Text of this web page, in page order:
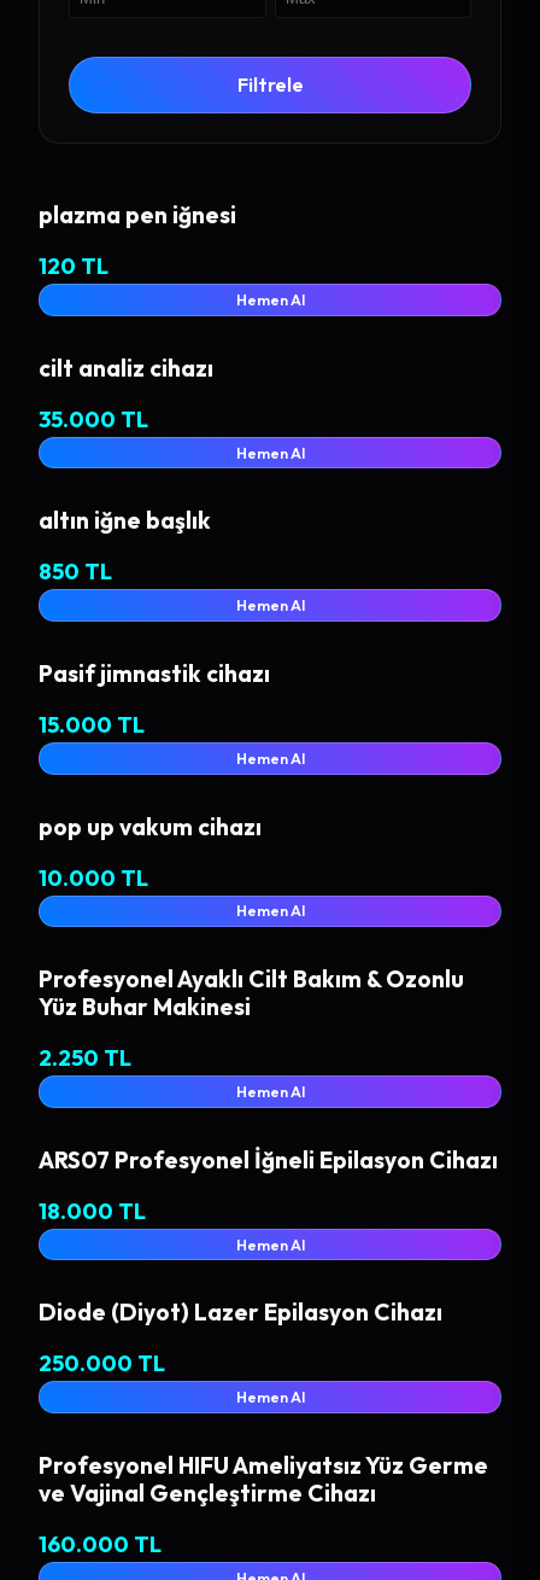
Filtrele
plazma pen iğnesi
120 TL
Hemen Al
cilt analiz cihazı
35.000 TL
Hemen Al
altın iğne başlık
850 TL
Hemen Al
Pasif jimnastik cihazı
15.000 TL
Hemen Al
pop up vakum cihazı
10.000 TL
Hemen Al
Profesyonel Ayaklı Cilt Bakım & Ozonlu
Yüz Buhar Makinesi
2.250 TL
Hemen Al
ARS07 Profesyonel İğneli Epilasyon Cihazı
18.000 TL
Hemen Al
Diode (Diyot) Lazer Epilasyon Cihazı
250.000 TL
Hemen Al
Profesyonel HIFU Ameliyatsız Yüz Germe
ve Vajinal Gençleştirme Cihazı
160.000 TL